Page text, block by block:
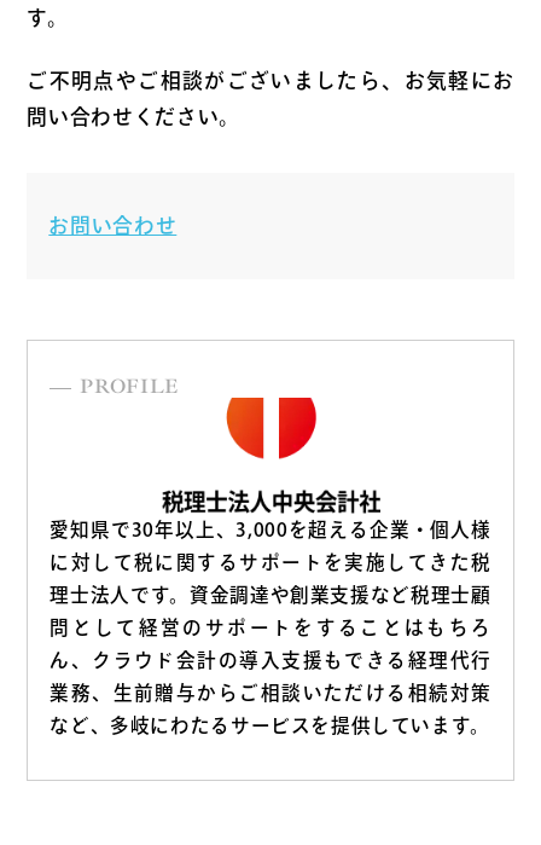
す。
ご不明点やご相談がございましたら、お気軽にお
問い合わせください。
お問い合わせ
PROFILE
愛知県で30年以上、3,000を超える企業・個人様
に対して税に関するサポートを実施してきた税
理士法人です。資金調達や創業支援など税理士顧
問として経営のサポートをすることはもちろ
ん、クラウド会計の導入支援もできる経理代行
業務、生前贈与からご相談いただける相続対策
など、多岐にわたるサービスを提供しています。